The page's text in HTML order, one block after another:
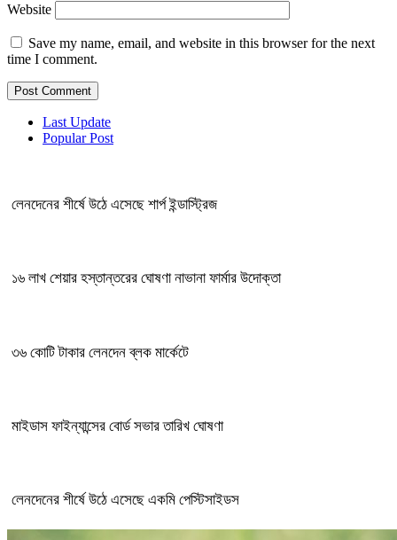
Website
Save my name, email, and website in this browser for the next
time I comment.
Last Update
Popular Post
লেনদেনের শীর্ষে উঠে এসেছে শার্প ইন্ডাস্ট্রিজ
১৬ লাখ শেয়ার হস্তান্তরের ঘোষণা নাভানা ফার্মার উদোক্তা
৩৬ কোটি টাকার লেনদেন ব্লক মার্কেটে
মাইডাস ফাইন্যান্সের বোর্ড সভার তারিখ ঘোষণা
লেনদেনের শীর্ষে উঠে এসেছে একমি পেস্টিসাইডস